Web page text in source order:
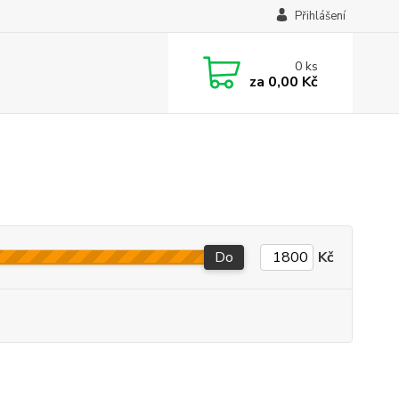
Přihlášení
0ks
za 0,00 Kč
Do Kč